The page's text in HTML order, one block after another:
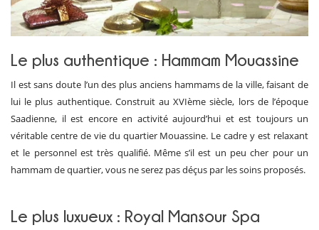
Le plus authentique : Hammam Mouassine
Il est sans doute l’un des plus anciens hammams de la ville, faisant de
lui le plus authentique. Construit au XVIème siècle, lors de l’époque
Saadienne, il est encore en activité aujourd’hui et est toujours un
véritable centre de vie du quartier Mouassine. Le cadre y est relaxant
et le personnel est très qualifié. Même s’il est un peu cher pour un
hammam de quartier, vous ne serez pas déçus par les soins proposés.
Le plus luxueux : Royal Mansour Spa